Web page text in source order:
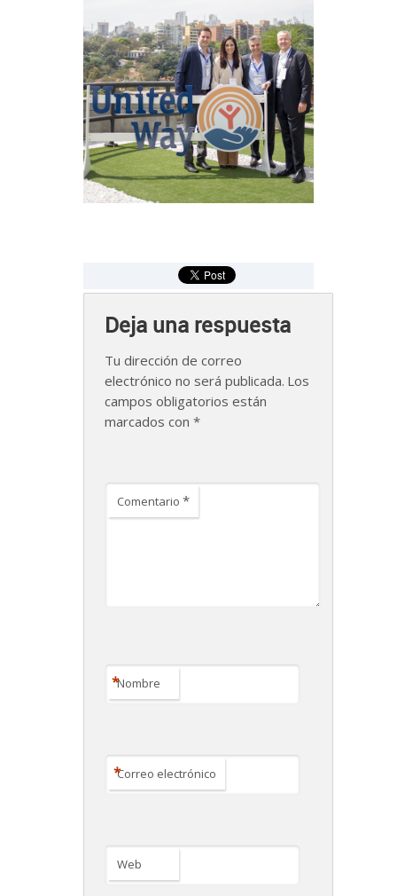
Deja una respuesta
Tu dirección de correo
electrónico no será publicada. Los
campos obligatorios están
marcados con *
Comentario *
Nombre
*
Correo electrónico
*
Web